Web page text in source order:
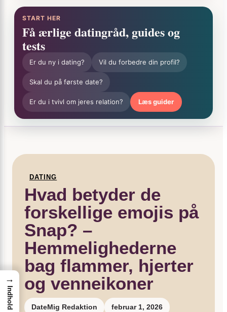
START HER
Få ærlige datingråd, guides og
tests
Er du ny i dating? Vil du forbedre din profil?
Skal du på første date?
Er du i tvivl om jeres relation? Læs guider
DATING
Hvad betyder de
forskellige emojis på
Snap? –
Hemmelighederne
bag flammer, hjerter
og venneikoner
DateMig Redaktion februar 1, 2026
→
Indhold